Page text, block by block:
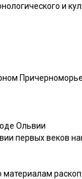
и
Причерноморье
Ольвии
первых веков